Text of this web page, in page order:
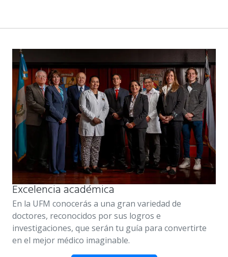
Excelencia académica
En la UFM conocerás a una gran variedad de
doctores, reconocidos por sus logros e
investigaciones, que serán tu guía para convertirte
en el mejor médico imaginable.